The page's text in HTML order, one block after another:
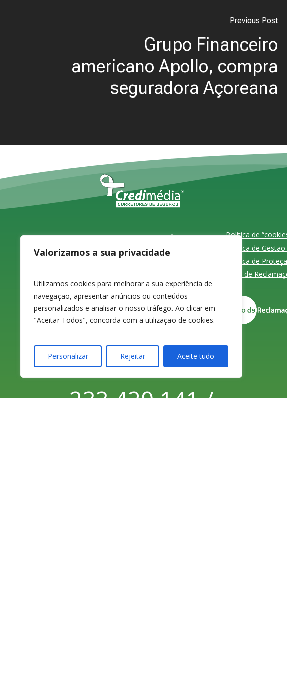
Valorizamos a sua privacidade
Utilizamos cookies para melhorar a sua experiência de
navegação, apresentar anúncios ou conteúdos
personalizados e analisar o nosso tráfego. Ao clicar em
"Aceitar Todos", concorda com a utilização de cookies.
Personalizar Rejeitar Aceite tudo
Previous Post
Grupo Financeiro
americano Apollo, compra
seguradora Açoreana
Largo do
Carvão, 4, 1ºD
3080-070
Figueira da Foz
233 420 141 /
Política de
Política de
Política de
Livro de